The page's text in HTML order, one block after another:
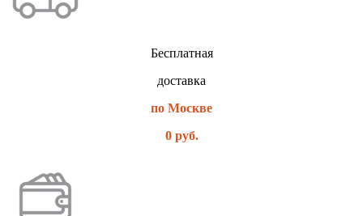
Бесплатная
доставка
по Москве
0 руб.